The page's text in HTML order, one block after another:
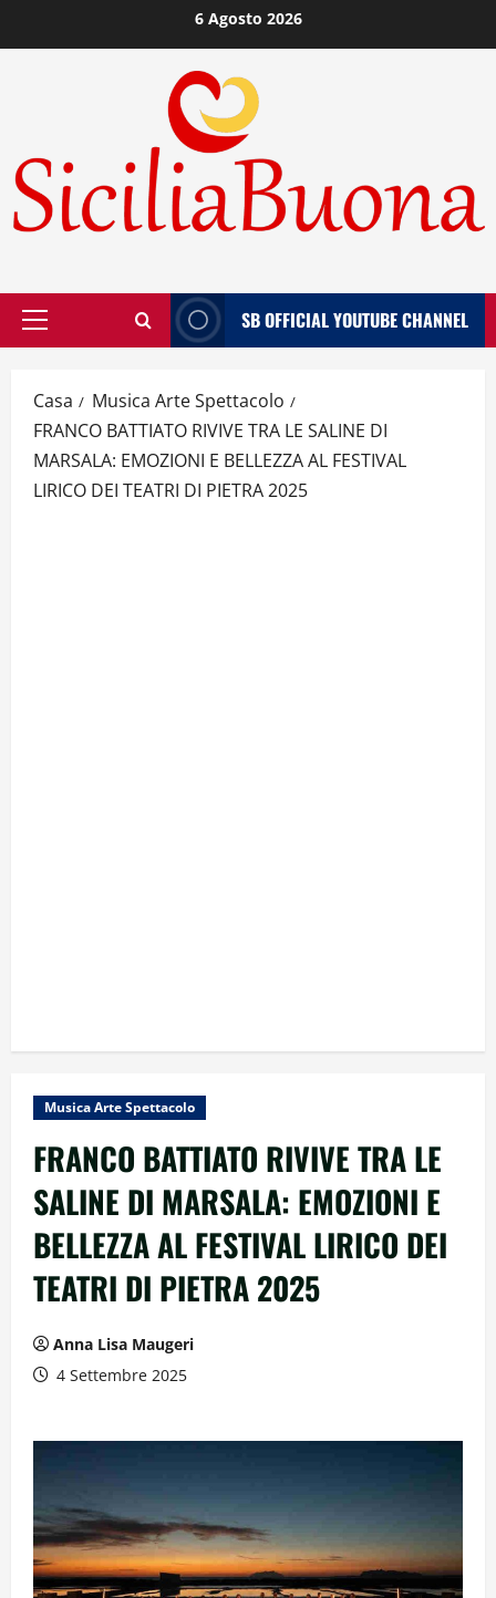
al
6 Agosto 2026
Menù
SB OFFICIAL YOUTUBE CHANNEL
Casa
Musica Arte Spettacolo
FRANCO BATTIATO RIVIVE TRA LE SALINE DI
MARSALA: EMOZIONI E BELLEZZA AL FESTIVAL
LIRICO DEI TEATRI DI PIETRA 2025
Musica Arte Spettacolo
FRANCO BATTIATO RIVIVE TRA LE
SALINE DI MARSALA: EMOZIONI E
BELLEZZA AL FESTIVAL LIRICO DEI
TEATRI DI PIETRA 2025
Anna Lisa Maugeri
4 Settembre 2025